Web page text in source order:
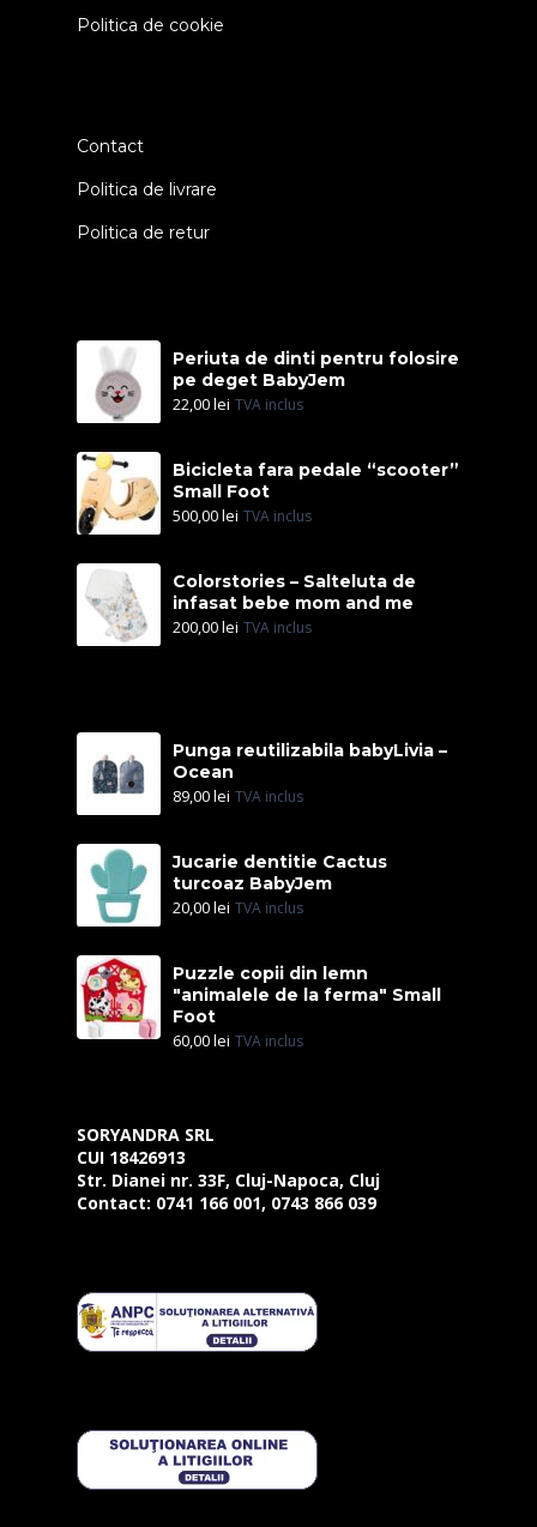
Politica de cookie
Contact
Politica de livrare
Politica de retur
Periuta de dinti pentru folosire
pe deget BabyJem
22,00lei TVA inclus
Bicicleta fara pedale “scooter”
Small Foot
500,00lei TVA inclus
Colorstories – Salteluta de
infasat bebe mom and me
200,00lei TVA inclus
Punga reutilizabila babyLivia –
Ocean
89,00lei TVA inclus
Jucarie dentitie Cactus
turcoaz BabyJem
20,00lei TVA inclus
Puzzle copii din lemn
"animalele de la ferma" Small
Foot
60,00lei TVA inclus
SORYANDRA SRL
CUI 18426913
Str. Dianei nr. 33F, Cluj-Napoca, Cluj
Contact: 0741 166 001, 0743 866 039